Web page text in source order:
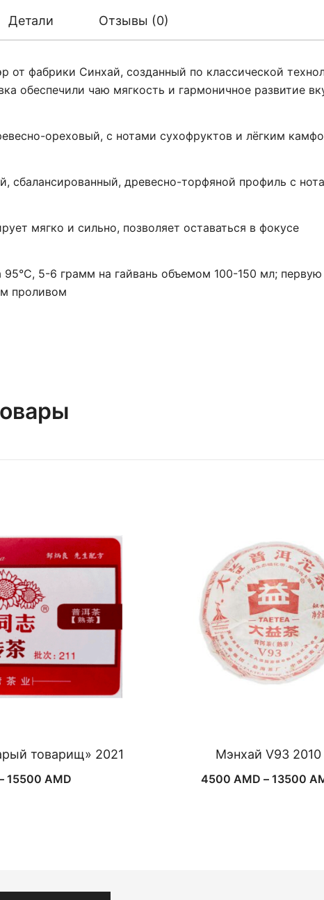
Детали Отзывы (0)
от фабрики Синхай, созданный по классической
обеспечили чаю мягкость и гармоничное развитие
ореховый, с нотами сухофруктов и лёгким
сбалансированный, древесно-торфяной профиль с
мягко и сильно, позволяет оставаться в фокусе
95°C, 5-6 грамм на гайвань объемом 100-150 мл;
проливом
товарищ» 2021
15500 AMDДиапазон
Мэнхай V93 2010
4500 AMD – 13500